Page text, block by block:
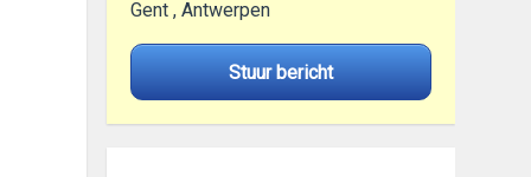
Gent , Antwerpen
Stuur bericht